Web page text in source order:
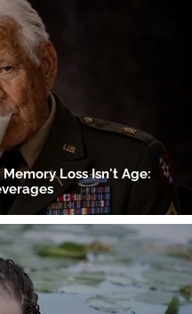
a nuestro boletín.